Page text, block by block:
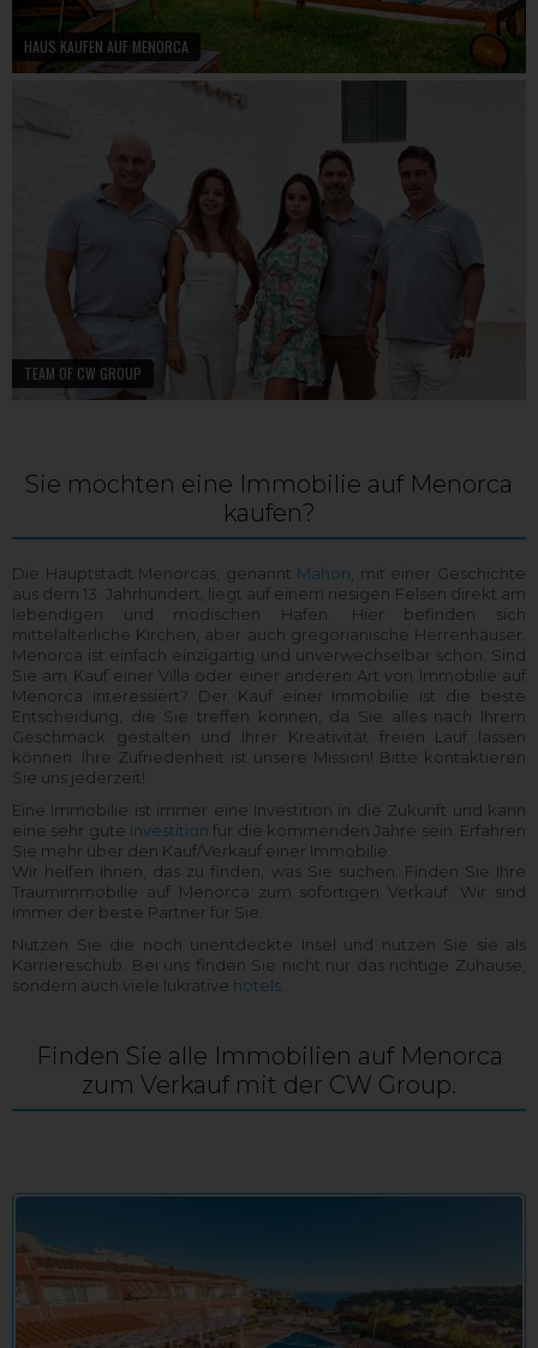
HAUS KAUFEN AUF MENORCA
TEAM OF CW GROUP
Sie möchten eine Immobilie auf Menorca
kaufen?
Die Hauptstadt Menorcas, genannt Mahon , mit einer Geschichte
aus dem 13. Jahrhundert, liegt auf einem riesigen Felsen direkt am
lebendigen und modischen Hafen. Hier befinden sich
mittelalterliche Kirchen, aber auch gregorianische Herrenhäuser.
Menorca ist einfach einzigartig und unverwechselbar schön. Sind
Sie am Kauf einer Villa oder einer anderen Art von Immobilie auf
Menorca interessiert? Der Kauf einer Immobilie ist die beste
Entscheidung, die Sie treffen können, da Sie alles nach Ihrem
Geschmack gestalten und Ihrer Kreativität freien Lauf lassen
können. Ihre Zufriedenheit ist unsere Mission! Bitte kontaktieren
Sie uns jederzeit!
Eine Immobilie ist immer eine Investition in die Zukunft und kann
eine sehr gute Investition für die kommenden Jahre sein. Erfahren
Sie mehr über den Kauf/Verkauf einer Immobilie.
Wir helfen Ihnen, das zu finden, was Sie suchen. Finden Sie Ihre
Traumimmobilie auf Menorca zum sofortigen Verkauf. Wir sind
immer der beste Partner für Sie.
Nutzen Sie die noch unentdeckte Insel und nutzen Sie sie als
Karriereschub. Bei uns finden Sie nicht nur das richtige Zuhause,
sondern auch viele lukrative hotels
Finden Sie alle Immobilien auf Menorca
zum Verkauf mit der CW Group.